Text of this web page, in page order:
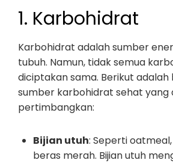
1. Karbohidrat
Karbohidrat adalah sumber
tubuh. Namun, tidak semua
diciptakan sama. Berikut
sumber karbohidrat sehat yang
pertimbangkan:
Bijian utuh: Seperti
beras merah. Bijian utuh